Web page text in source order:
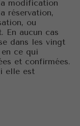
modification
réservation,
ou
En aucun cas
dans les vingt
ce qui
et confirmées.
elle est